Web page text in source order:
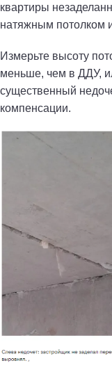
квартиры
натяжным потолком
Измерьте высоту
меньше, чем в ДДУ,
существенный
компенсации.